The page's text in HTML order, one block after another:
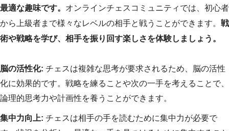
最適な趣味です。 オンラインチェスコミュニティでは、初心者
から上級者まで様々なレベルの相手と戦うことができます。 戦
術や戦略を学び、相手を振り回す楽しさを体験しましょう。
脳の活性化: チェスは複雑な思考が要求されるため、脳の活性
化に効果的です。戦略を練ることや次の一手を考えることで、
論理的思考力や計画性を養うことができます。
集中力向上: チェスは相手の手を読むために集中力が必要で